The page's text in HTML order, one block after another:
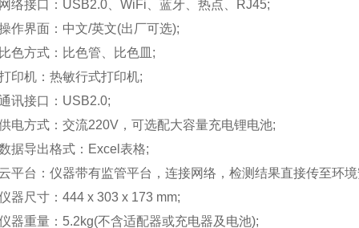
接口：USB2.0、WiFi、蓝牙、热点、RJ45;
界面：中文/英文(出厂可选);
方式：比色管、比色皿;
机：热敏行式打印机;
接口：USB2.0;
方式：交流220V，可选配大容量充电锂电池;
导出格式：Excel表格;
台：仪器带有监管平台，连接网络，检测结果直接传至环境
尺寸：444 x 303 x 173 mm;
重量：5.2kg(不含适配器或充电器及电池);